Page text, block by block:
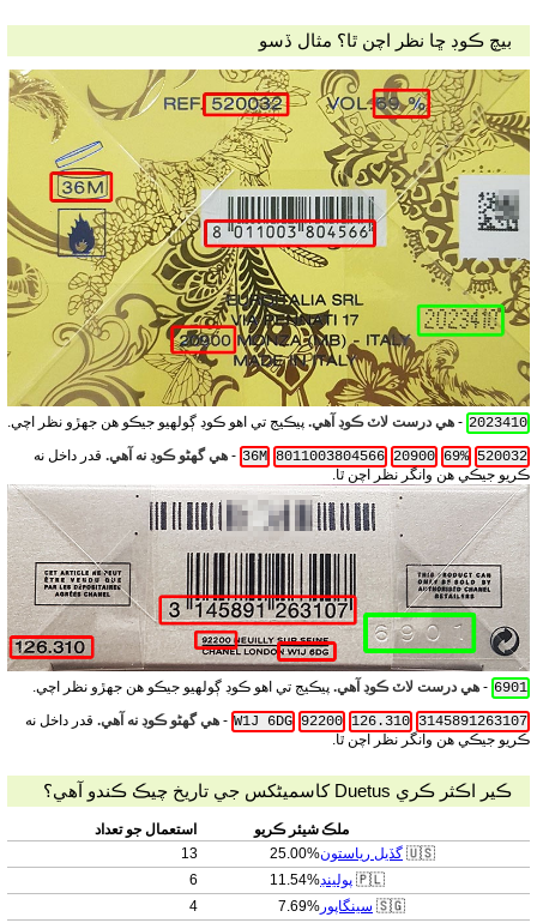
بيچ ڪوڊ ڇا نظر اچن ٿا؟ مثال ڏسو
2023410
- هي درست لاٽ ڪوڊ آهي. پيڪيج تي اهو ڪوڊ ڳولهيو جيڪو هن جهڙو نظر اچي.
520032
69%
36M 8011003804566 20900
- هي گهڻو ڪوڊ نه آهي. قدر داخل نه
ڪريو جيڪي هن وانگر نظر اچن ٿا.
6901
- هي درست لاٽ ڪوڊ آهي. پيڪيج تي اهو ڪوڊ ڳولهيو جيڪو هن جهڙو نظر اچي.
3145891263107
126.310
92200
W1J 6DG
- هي گهڻو ڪوڊ نه آهي. قدر داخل نه
ڪريو جيڪي هن وانگر نظر اچن ٿا.
ڪير اڪثر ڪري Duetus کاسمیٹکس جي تاريخ چيڪ ڪندو آهي؟
ملڪشيئر ڪريو
استعمال جو تعداد
🇺🇸 گڏيل رياستون25.00%
13
🇵🇱 پولينڊ11.54%
6
🇸🇬 سينگاپور 7.69%
4